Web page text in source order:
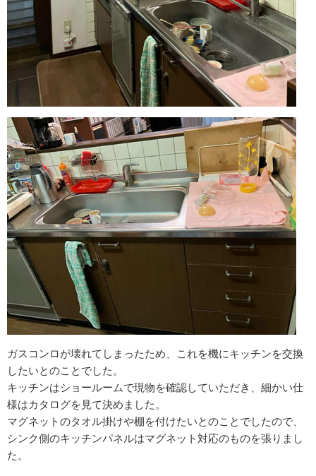
ガスコンロが壊れてしまったため、これを機にキッチンを交換
したいとのことでした。
キッチンはショールームで現物を確認していただき、細かい仕
様はカタログを見て決めました。
マグネットのタオル掛けや棚を付けたいとのことでしたので、
シンク側のキッチンパネルはマグネット対応のものを張りまし
た。